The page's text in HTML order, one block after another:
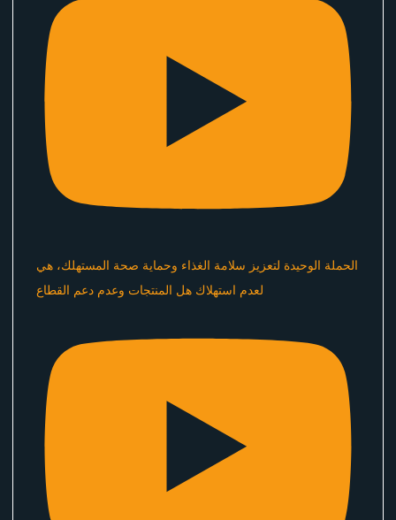
الحملة الوحيدة لتعزيز سلامة الغذاء وحماية صحة المستهلك، هي
لعدم استهلاك هل المنتجات وعدم دعم القطاع